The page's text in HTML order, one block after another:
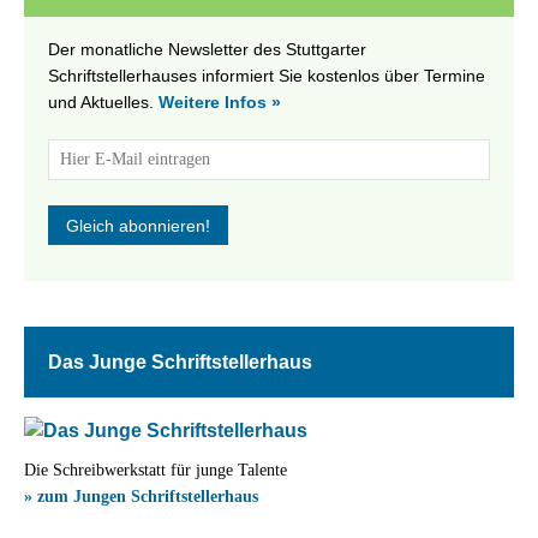
Der monatliche Newsletter des Stuttgarter
Schriftstellerhauses informiert Sie kostenlos über Termine
und Aktuelles. Weitere Infos »
Das Junge Schriftstellerhaus
Die Schreibwerkstatt für junge Talente
» zum Jungen Schriftstellerhaus